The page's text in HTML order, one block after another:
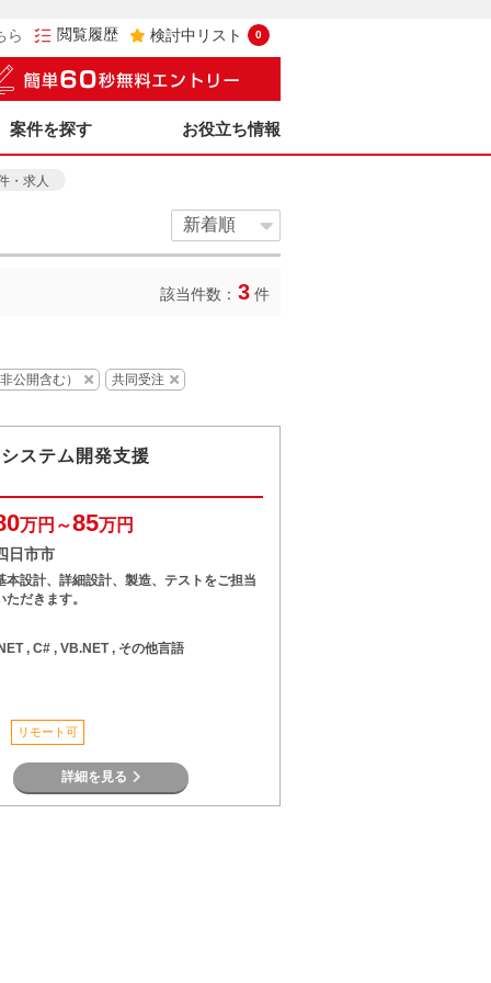
ら 閲覧履歴 検討中リスト 0
案件を探す お役立ち情報
・求人
該当件数： 3件
公開含む） 共同受注
ステム開発支援
万円～85万円
日市市
本設計、詳細設計、製造、テストをご担当
ただきます。
, C# , VB.NET , その他言語
リモート可
詳細を見る